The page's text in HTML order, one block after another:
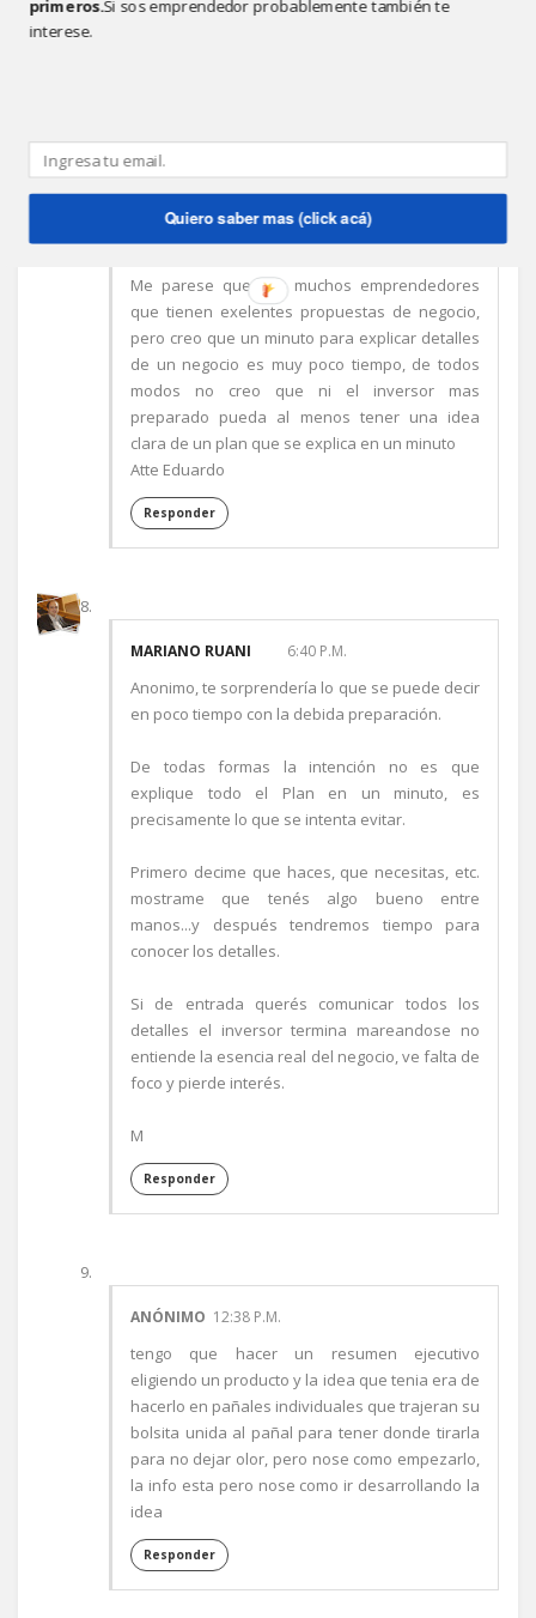
Negocios es una expresión de deseos. Por eso
ANÓNIMO 5:14 P.M.
Me parese que hay muchos emprendedores
que tienen exelentes propuestas de negocio,
pero creo que un minuto para explicar detalles
de un negocio es muy poco tiempo, de todos
modos no creo que ni el inversor mas
preparado pueda al menos tener una idea
clara de un plan que se explica en un minuto
Atte Eduardo
Responder
MARIANO RUANI 6:40 P.M.
Anonimo, te sorprendería lo que se puede decir
en poco tiempo con la debida preparación.
De todas formas la intención no es que
explique todo el Plan en un minuto, es
precisamente lo que se intenta evitar.
Primero decime que haces, que necesitas, etc.
mostrame que tenés algo bueno entre
manos...y después tendremos tiempo para
conocer los detalles.
Si de entrada querés comunicar todos los
detalles el inversor termina mareandose no
entiende la esencia real del negocio, ve falta de
foco y pierde interés.
M
Responder
ANÓNIMO 12:38 P.M.
tengo que hacer un resumen ejecutivo
eligiendo un producto y la idea que tenia era de
hacerlo en pañales individuales que trajeran su
bolsita unida al pañal para tener donde tirarla
para no dejar olor, pero nose como empezarlo,
la info esta pero nose como ir desarrollando la
idea
Responder
primeros.Si sos emprendedor probablemente también te
interese.
Quiero saber mas (click acá)